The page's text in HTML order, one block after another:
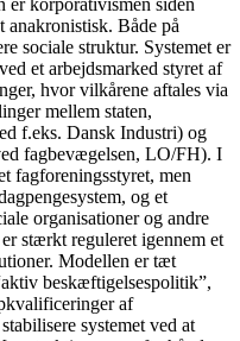
er korporativismen siden
anakronistisk. Både på
sociale struktur. Systemet er
et arbejdsmarked styret af
hvor vilkårene aftales via
mellem staten,
f.eks. Dansk Industri) og
fagbevægelsen, LO/FH). I
fagforeningsstyret, men
og et
organisationer og andre
stærkt reguleret igennem et
Modellen er tæt
beskæftigelsespolitik”,
af
systemet ved at